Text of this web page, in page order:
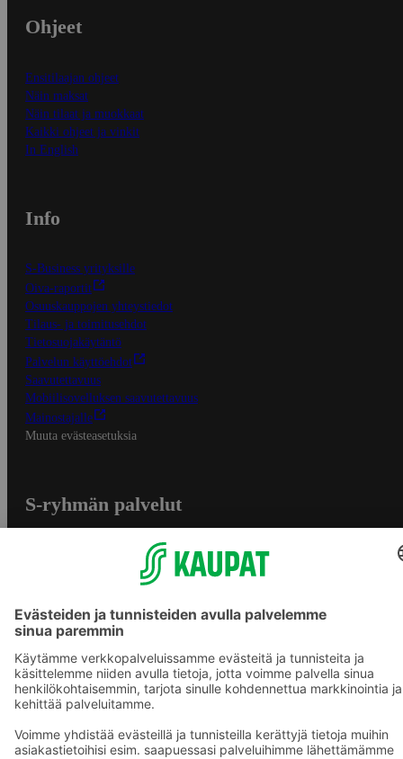
Ohjeet
Ensitilaajan ohjeet
Näin maksat
Näin tilaat ja muokkaat
Kaikki ohjeet ja vinkit
In English
Info
S-Business yrityksille
Oiva-raportit
Osuuskauppojen yhteystiedot
Tilaus- ja toimitusehdot
Tietosuojakäytäntö
Palvelun käyttöehdot
Saavutettavuus
Mobiilisovelluksen saavutettavuus
Mainostajalle
Muuta evästeasetuksia
S-ryhmän palvelut
S-ostoslista -sovellus
Prisma.fi
Sokos.fi
S-Pankki
Yhteishyvä
Sokos Hotels
Raflaamo